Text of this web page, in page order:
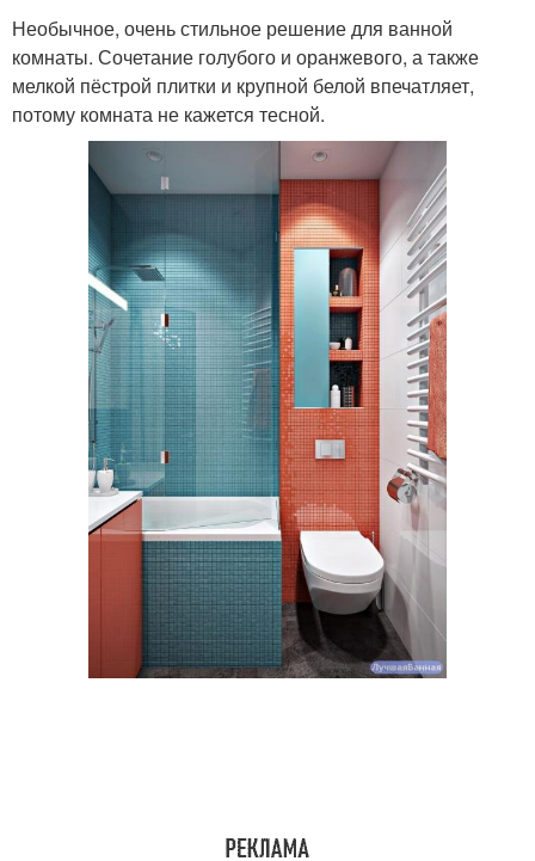
Необычное, очень стильное решение для ванной
комнаты. Сочетание голубого и оранжевого, а также
мелкой пёстрой плитки и крупной белой впечатляет,
потому комната не кажется тесной.